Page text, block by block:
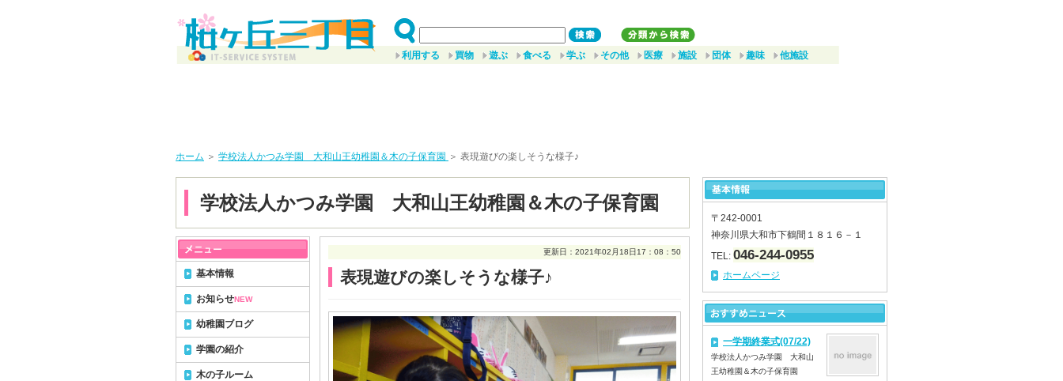
利用する 買物 遊ぶ 食べる 学ぶ その他 医療 施設 団体 趣味 他施設
ホーム ＞ 学校法人かつみ学園 大和山王幼稚園＆木の子保育園 ＞ 表現遊びの楽しそうな様子♪
学校法人かつみ学園 大和山王幼稚園＆木の子保育園
更新日：2021年02月18日17：08：50
表現遊びの楽しそうな様子♪
基本情報
お知らせNEW
幼稚園ブログ
学園の紹介
木の子ルーム
〒242-0001
神奈川県大和市下鶴間１８１６－１
TEL: 046-244-0955
ホームページ
一学期終業式(07/22)
学校法人かつみ学園 大和山
王幼稚園＆木の子保育園